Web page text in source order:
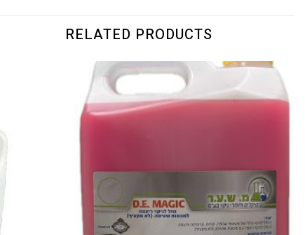
RELATED PRODUCTS